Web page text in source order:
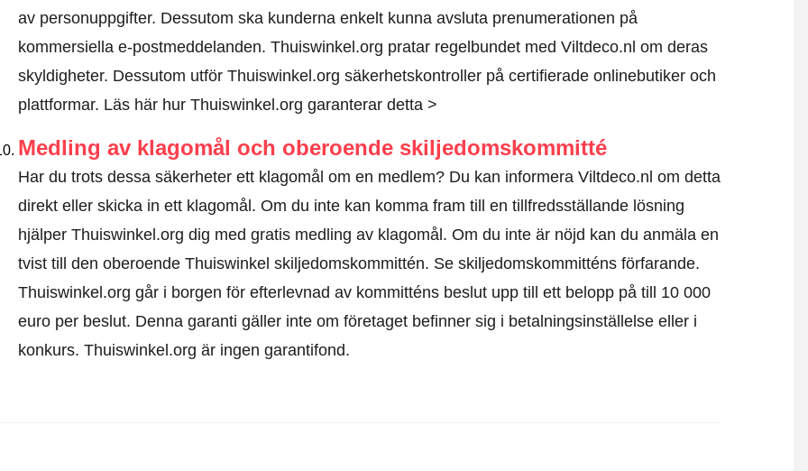
av personuppgifter. Dessutom ska kunderna enkelt kunna avsluta prenumerationen på
kommersiella e-postmeddelanden. Thuiswinkel.org pratar regelbundet med Viltdeco.nl om deras
skyldigheter. Dessutom utför Thuiswinkel.org säkerhetskontroller på certifierade onlinebutiker och
plattformar. Läs här hur Thuiswinkel.org garanterar detta >
Medling av klagomål och oberoende skiljedomskommitté
Har du trots dessa säkerheter ett klagomål om en medlem? Du kan informera Viltdeco.nl om detta
direkt ellerskicka in ett klagomål . Om du inte kan komma fram till en tillfredsställande lösning
hjälper Thuiswinkel.org dig med gratis medling av klagomål. Om du inte är nöjd kan du anmäla en
tvist till den oberoende Thuiswinkel skiljedomskommittén. Se skiljedomskommitténs förfarande.
Thuiswinkel.org går i borgen för efterlevnad av kommitténs beslut upp till ett belopp på till 10 000
euro per beslut. Denna garanti gäller inte om företaget befinner sig i betalningsinställelse eller i
konkurs. Thuiswinkel.org är ingen garantifond.